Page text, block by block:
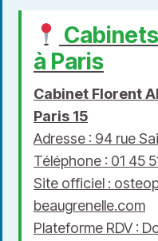
à Paris
Cabinet Florent
Paris 15
Adresse : 94 rue
Téléphone : 01 45
Site officiel :
beaugrenelle.com
Plateforme RDV :